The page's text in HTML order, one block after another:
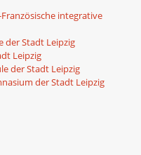
integrative
der Stadt Leipzig
Leipzig
der Stadt Leipzig
der Stadt Leipzig